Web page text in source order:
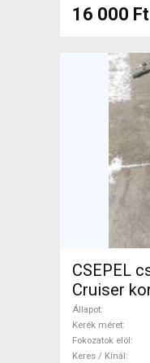
16 000 Ft
CSEPEL
Cruiser
ELADÓ
Állapot
Kerék méret
Fokozatok elöl
Keres / Kínál